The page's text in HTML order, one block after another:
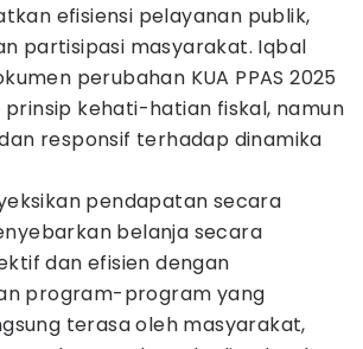
efisiensi pelayanan publik,
partisipasi masyarakat. Iqbal
perubahan KUA PPAS 2025
prinsip kehati-hatian fiskal, namun
responsif terhadap dinamika
pendapatan secara
belanja secara
dan efisien dengan
program-program yang
terasa oleh masyarakat,